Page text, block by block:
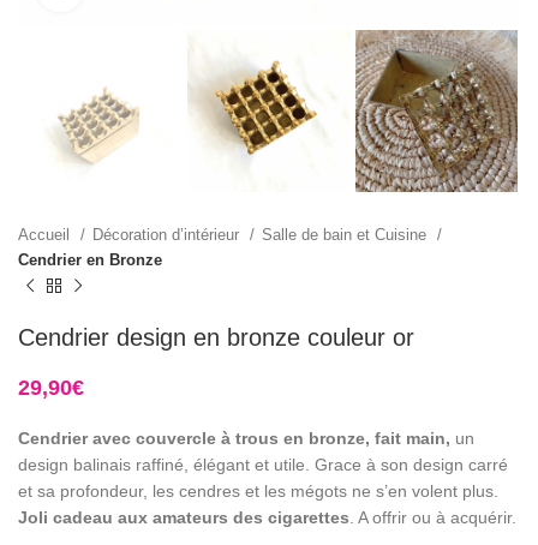
Accueil Décoration d’intérieur
Salle de bain et Cuisine
Cendrier en Bronze
Cendrier design en bronze couleur or
29,90€
Cendrier avec couvercle à trous en bronze, fait main, un
design balinais raffiné, élégant et utile. Grace à son design carré
et sa profondeur, les cendres et les mégots ne s’en volent plus.
Joli cadeau aux amateurs des cigarettes. A offrir ou à acquérir.